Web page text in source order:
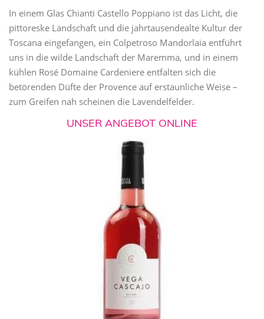
In einem Glas Chianti Castello Poppiano ist das Licht, die
pittoreske Landschaft und die jahrtausendealte Kultur der
Toscana eingefangen, ein Colpetroso Mandorlaia entführt
uns in die wilde Landschaft der Maremma, und in einem
kühlen Rosé Domaine Cardeniere entfalten sich die
betörenden Düfte der Provence auf erstaunliche Weise –
zum Greifen nah scheinen die Lavendelfelder.
UNSER ANGEBOT ONLINE